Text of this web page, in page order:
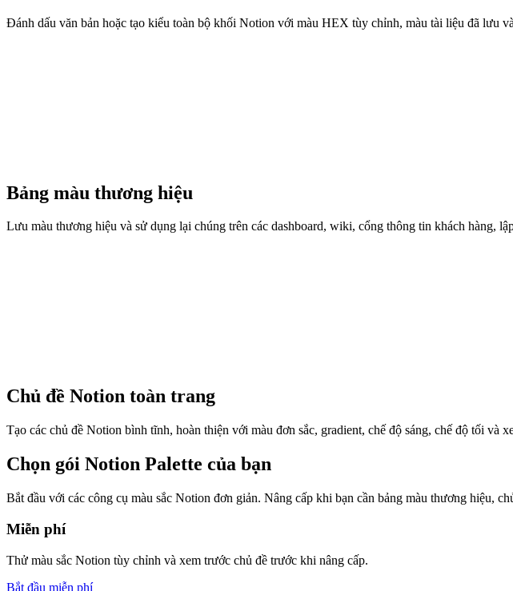
Đánh dấu văn bản hoặc tạo kiểu toàn bộ khối Notion với màu HEX tùy chỉnh, màu tài liệu đã lưu
Bảng màu thương hiệu
Lưu màu thương hiệu và sử dụng lại chúng trên các dashboard, wiki, cổng thông tin khách hàng,
Chủ đề Notion toàn trang
Tạo các chủ đề Notion bình tĩnh, hoàn thiện với màu đơn sắc, gradient, chế độ sáng, chế độ tối và
Chọn gói Notion Palette của bạn
Bắt đầu với các công cụ màu sắc Notion đơn giản. Nâng cấp khi bạn cần bảng màu thương hiệu,
Miễn phí
Thử màu sắc Notion tùy chỉnh và xem trước chủ đề trước khi nâng cấp.
Bắt đầu miễn phí